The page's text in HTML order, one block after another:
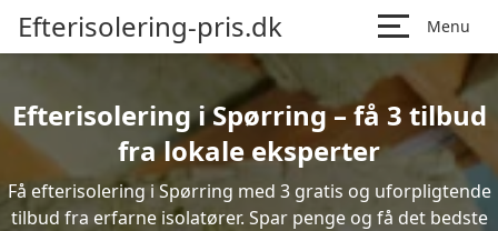
Efterisolering-pris.dk Menu
Efterisolering i Spørring – få 3 tilbud
fra lokale eksperter
Få efterisolering i Spørring med 3 gratis og uforpligtende
tilbud fra erfarne isolatører. Spar penge og få det bedste